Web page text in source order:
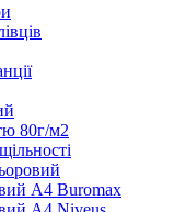
80г/м2
А4 Buromax